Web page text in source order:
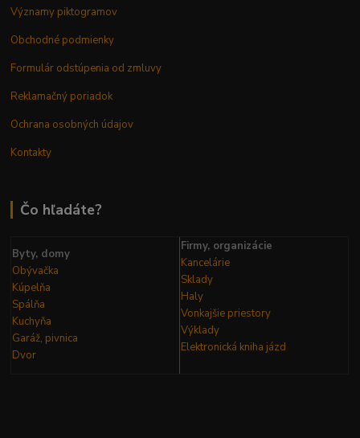
Významy piktogramov
Obchodné podmienky
Formulár odstúpenia od zmluvy
Reklamačný poriadok
Ochrana osobných údajov
Kontakty
Čo hľadáte?
Byty, domy
Obývačka
Kúpelňa
Spálňa
Kuchyňa
Garáž, pivnica
Dvor
Firmy, organizácie
Kancelárie
Sklady
Haly
Vonkajšie priestory
Výklady
Elektronická kniha jázd